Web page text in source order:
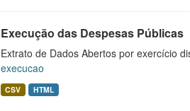
Execução das Despesas Públicas
Extrato de Dados Abertos por exercício
execucao
CSV HTML